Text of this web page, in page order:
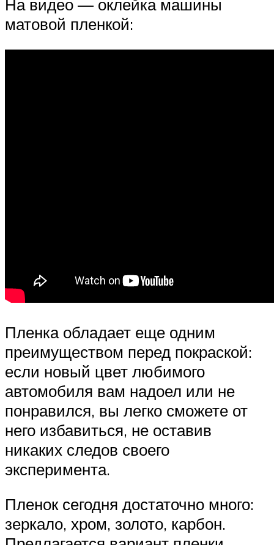
На видео — оклейка машины
матовой пленкой:
Пленка обладает еще одним
преимуществом перед покраской:
если новый цвет любимого
автомобиля вам надоел или не
понравился, вы легко сможете от
него избавиться, не оставив
никаких следов своего
эксперимента.
Пленок сегодня достаточно много:
зеркало, хром, золото, карбон.